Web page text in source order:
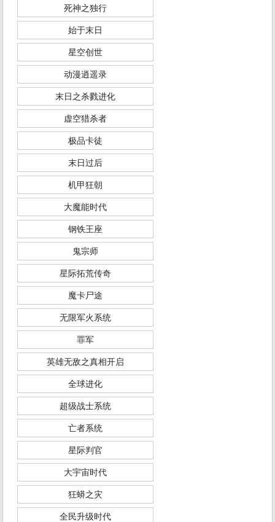
死神之独行
始于末日
星空创世
动漫逍遥录
末日之杀戮进化
虚空猎杀者
极品卡徒
末日过后
机甲狂朝
大魔能时代
钢铁王座
鬼宗师
星际拓荒传奇
魔卡尸途
无限军火系统
罪军
英雄无敌之真相开启
全球进化
超级战士系统
亡者系统
星际判官
大宇宙时代
狂蟒之灾
全民升级时代